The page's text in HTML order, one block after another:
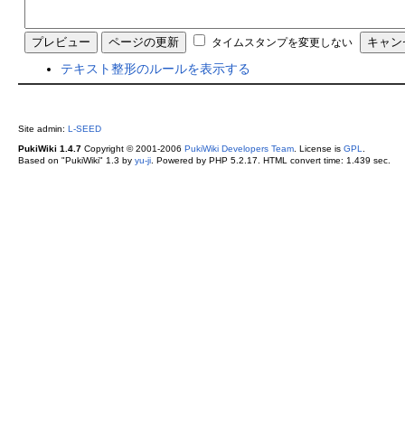
タイムスタンプを変更しない
テキスト整形のルールを表示する
Site admin: L-SEED
PukiWiki 1.4.7Copyright © 2001-2006 PukiWiki Developers Team. License is GPL
Based on "PukiWiki" 1.3 by yu-ji. Powered by PHP 5.2.17. HTML convert time: 1.439 sec.